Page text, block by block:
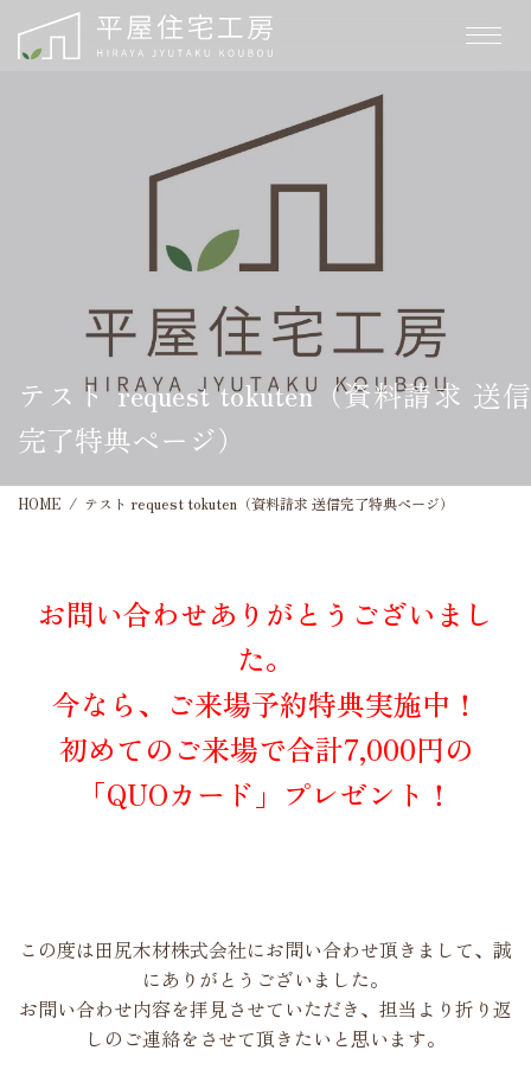
テスト request tokuten（資料請求 送信
完了特典ページ）
HOME テスト request tokuten（資料請求 送信完了特典ページ）
お問い合わせありがとうございまし
た。
今なら、ご来場予約特典実施中！
初めてのご来場で合計7,000円の
「QUOカード」プレゼント！
この度は田尻木材株式会社にお問い合わせ頂きまして、誠
にありがとうございました。
お問い合わせ内容を拝見させていただき、担当より折り返
しのご連絡をさせて頂きたいと思います。